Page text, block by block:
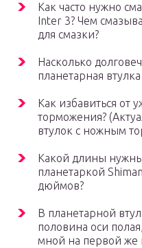
Как часто нужно
Inter 3? Чем
для смазки?
Насколько
планетарная
Как избавиться от
торможения?
втулок с ножным
Какой длины
планетаркой
дюймов?
В планетарной
половина оси
мной на первой же